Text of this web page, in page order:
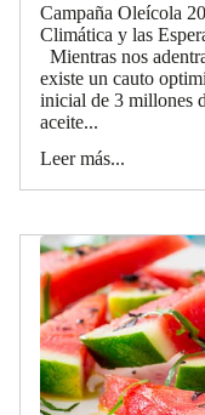
Campaña Oleícola
Climática y las
Mientras nos
existe un cauto
inicial de 3 millones
aceite...
Leer más...